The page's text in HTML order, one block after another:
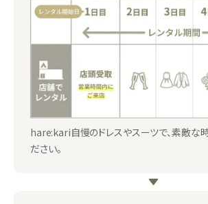
hare:kari自慢のドレスやスーツで、素敵な
ださい。